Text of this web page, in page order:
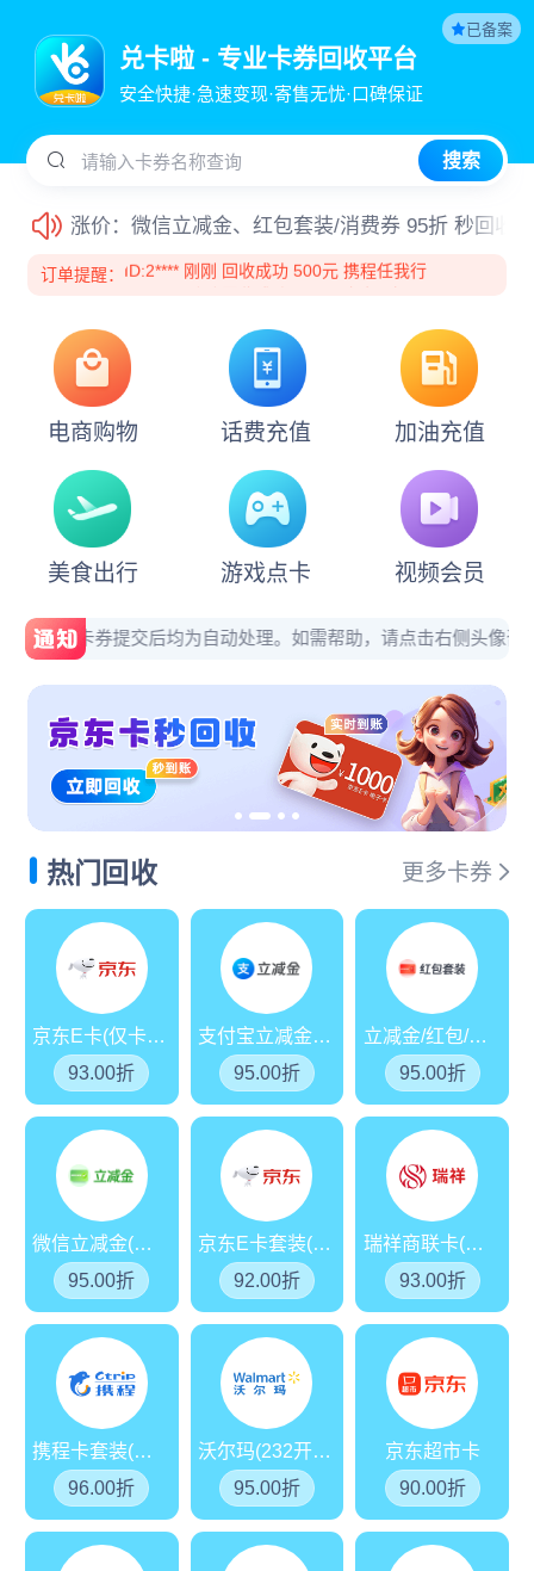
已备案
兑卡啦 - 专业卡券回收平台
安全快捷·急速变现·寄售无忧·口碑保证
请输入卡券名称查询 搜索
涨价：微信立减金、红包套装/消费券 95折 秒回收！
五一节正常回收，正常结算，欢迎提交回收！祝大
平台新增沃尔玛券包（96%折）盒马生活券包（
受市场行情影响，京东E卡50-5000面值折扣调整至
携程生活券包(分期乐) 96折秒回收，欢迎提交订单
分期乐卡券回收：天猫购物券、骏网一卡通、微信
兑卡啦平台新增商超卡：苏宁消费券包、永辉超市
国庆期间正常回收，正常结算，欢迎新老用户提交
平台新增：汇元乐付卡 ，费率94.3%，欢迎提交回
受市场行情影响，京东E卡50-5000面值折扣调整至
通知：天猫超市卡折扣上调（93.2%折），24小时
接上游通知：中百购物卡暂时维护，提交订单不做
平台新增支付宝提现通道，请知悉！
沃尔玛购物卡折扣上调至0.94折，核销速度快销，
订单提醒：
ID:2**** 刚刚 回收成功 500元 携程任我行
ID:2**** 刚刚 回收成功 100元 京东E卡
ID:2**** 刚刚 回收成功 50元 携程任我行
ID:2**** 刚刚 回收成功 200元 沃尔玛(232开头)
ID:1**** 刚刚 回收成功 2000元 京东E卡套装(分期
ID:2**** 刚刚 回收成功 100元 京东E卡(仅卡密)
ID:2**** 刚刚 回收成功 100元 天虹提货券
ID:2**** 刚刚 回收成功 1000元 京东E卡
ID:2**** 刚刚 回收成功 1000元 京东E卡
ID:2**** 刚刚 回收成功 1000元 京东E卡
ID:2**** 刚刚 回收成功 1000元 京东E卡
ID:2**** 刚刚 回收成功 1000元 京东E卡
电商购物 话费充值 加油充值
美食出行 游戏点卡 视频会员
券，卡券提交后均为自动处理。如需帮助，请点击右侧头像咨询
热门回收 更多卡券
京东E卡(仅卡密)
93.00折
支付宝立减金/消费券
95.00折
立减金/红包/消费券
95.00折
微信立减金(分期乐)
95.00折
京东E卡套装(分期乐)
92.00折
瑞祥商联卡(红卡)
93.00折
携程卡套装(分期乐)
96.00折
沃尔玛(232开头)
95.00折
京东超市卡
90.00折